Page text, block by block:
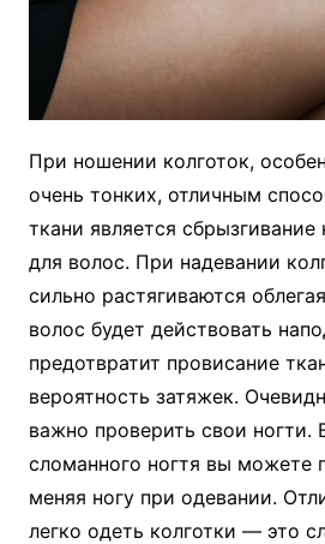
При ношении колготок,
очень тонких, отличным
ткани является сбрызгивание
для волос. При надевании
сильно растягиваются
волос будет действовать
предотвратит провисание
вероятность затяжек.
важно проверить свои ногти.
сломанного ногтя вы можете
меняя ногу при одевании.
легко одеть колготки — это